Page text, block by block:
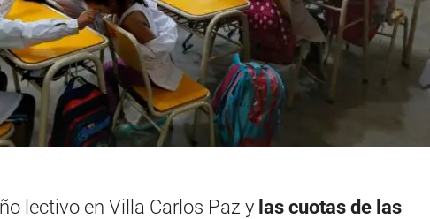
lectivo en Villa Carlos Paz y las cuotas de las